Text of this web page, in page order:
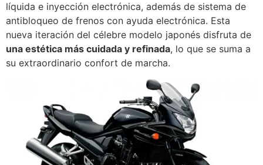
líquida e inyección electrónica, además de sistema de
antibloqueo de frenos con ayuda electrónica. Esta
nueva iteración del célebre modelo japonés disfruta de
una estética más cuidada y refinada, lo que se suma a
su extraordinario confort de marcha.